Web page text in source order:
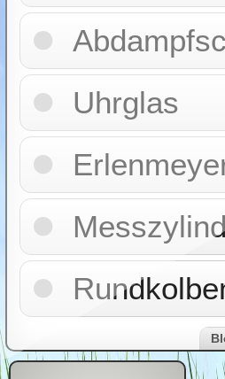
Uhrglas